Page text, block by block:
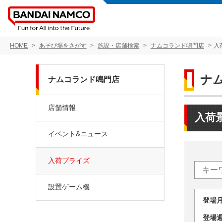
HOME あそび場をさがす 施設・店舗検索 ナムコランド鳴門店 入
ナ
入荷
登
登
ナムコランド鳴門店
店舗情報
イベント&ニュース
入荷プライズ
設置ゲーム機